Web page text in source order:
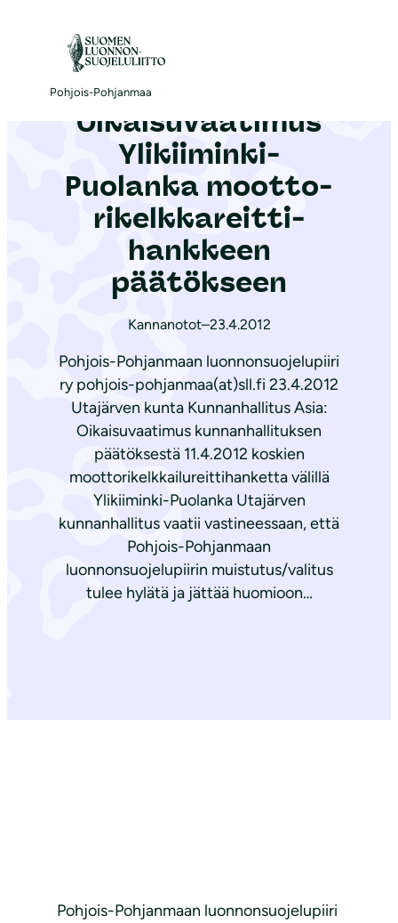
Pohjois-Pohjanmaa
Etusivu|Ajankohtaista
Oikaisuvaatimus
Ylikiiminki-
Puolanka moot­to­
ri­kelk­ka­reit­ti­
hank­keen
päätökseen
Kannanotot–23.4.2012
Pohjois-Pohjanmaan luonnonsuojelupiiri
ry pohjois-pohjanmaa(at)sll.fi 23.4.2012
Utajärven kunta Kunnanhallitus Asia:
Oikaisuvaatimus kunnanhallituksen
päätöksestä 11.4.2012 koskien
moottorikelkkailureittihanketta välillä
Ylikiiminki-Puolanka Utajärven
kunnanhallitus vaatii vastineessaan, että
Pohjois-Pohjanmaan
luonnonsuojelupiirin muistutus/valitus
tulee hylätä ja jättää huomioon…
Pohjois-Pohjanmaan luonnonsuojelupiiri